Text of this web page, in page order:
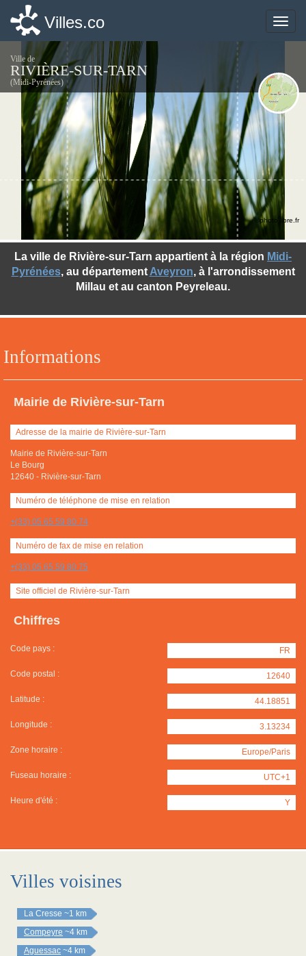
Toggle
Villes.co
Ville de
RIVIÈRE-SUR-TARN
(Midi-Pyrénées)
Informations
Mairie de Rivière-sur-Tarn
Adresse de la mairie de Rivière-sur-Tarn
Mairie de Rivière-sur-Tarn
Le Bourg
12640 - Rivière-sur-Tarn
Numéro de téléphone de mise en relation
+(33) 05 65 59 80 74
Numéro de fax de mise en relation
+(33) 05 65 59 80 75
Site officiel de Rivière-sur-Tarn
Chiffres
Code pays : FR
Code postal : 12640
Latitude : 44.18851
Longitude : 3.13234
Zone horaire : Europe/Paris
Fuseau horaire : UTC+1
Heure d'été : Y
La ville de Rivière-sur-Tarn appartient à la région Midi-
Pyrénées, au département Aveyron, à l'arrondissement
Millau et au canton Peyreleau.
©photo-libre.fr
Villes voisines
La Cresse ~1 km
Compeyre ~4 km
Aguessac ~4 km
Toggle
Villes.co